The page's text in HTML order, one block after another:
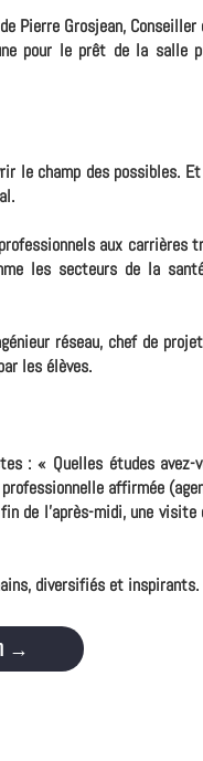
Pierre Grosjean,
pour le prêt de la salle
le champ des possibles.
aux carrières
les secteurs de la
réseau, chef de
les élèves.
: « Quelles études
affirmée
de l'après-midi, une
diversifiés et inspirants.
→